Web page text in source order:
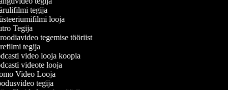
tegija
looja
Tegija
tegemise tööriist
tegija
video looja koopia
videote looja
Video Looja
tegija